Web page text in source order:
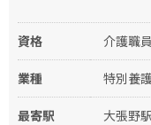
資格 介護職
業種 特別養
最寄駅 大張野